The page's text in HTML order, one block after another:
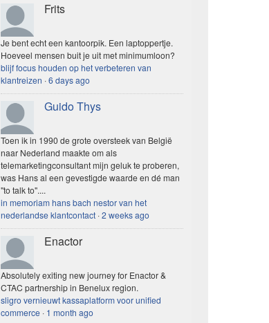
Frits
Je bent echt een kantoorpik. Een laptoppertje.
Hoeveel mensen buit je uit met minimumloon?
blijf focus houden op het verbeteren van
klantreizen ·6 days ago
Guido Thys
Toen ik in 1990 de grote oversteek van België
naar Nederland maakte om als
telemarketingconsultant mijn geluk te proberen,
was Hans al een gevestigde waarde en dé man
"to talk to"....
in memoriam hans bach nestor van het
nederlandse klantcontact ·2 weeks ago
Enactor
Absolutely exiting new journey for Enactor &
CTAC partnership in Benelux region.
sligro vernieuwt kassaplatform voor unified
commerce · 1 month ago